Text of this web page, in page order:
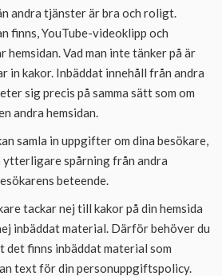
andra tjänster är bra och roligt.
finns, YouTube-videoklipp och
hemsidan. Vad man inte tänker på är
in kakor. Inbäddat innehåll från andra
sig precis på samma sätt som om
andra hemsidan.
samla in uppgifter om dina besökare,
ytterligare spårning från andra
beteende.
tackar nej till kakor på din hemsida
inbäddat material. Därför behöver du
det finns inbäddat material som
text för din personuppgiftspolicy.